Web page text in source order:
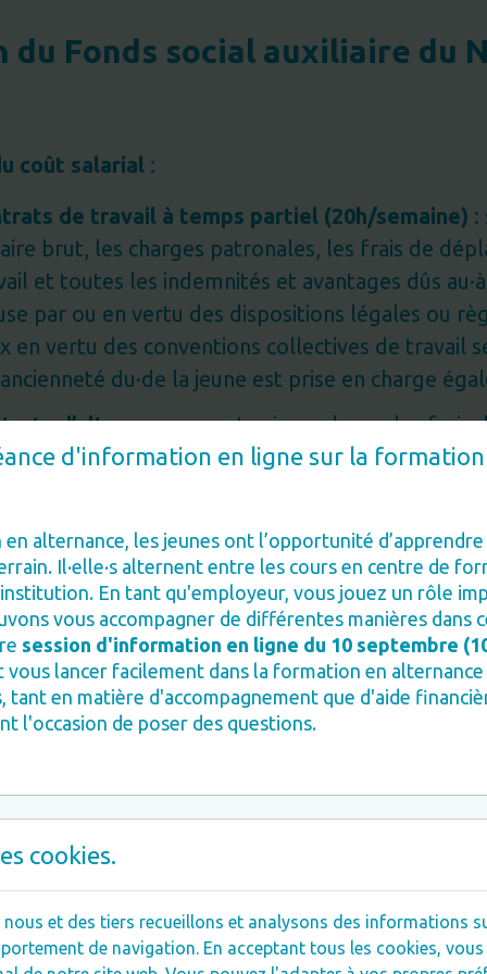
du Fonds social auxiliaire du
coût salarial :
de travail à temps partiel (20h/semaine) :
brut, les charges patronales, les frais de
et toutes les indemnités et avantages dûs
par ou en vertu des dispositions légales ou
en vertu des conventions collectives de travail
du·de la jeune est prise en charge
d’alternance: sont pris en charge les frais
et les indemnités forfaitaires mensuelles
€
€
de stage: sont pris en charge les frais
et l’indemnité de formation légale prévue
pourra être prolongé en priorité l’année
du Fonds (sous réserve de nos moyens
et la convention de stage sont soumis à
d'information en ligne sur la
alternance, les jeunes ont l’opportunité
Il·elle·s alternent entre les cours en centre de
En tant qu'employeur, vous jouez un rôle
vous accompagner de différentes manières dans
session d'information en ligne du 10 septembre
vous lancer facilement dans la formation en
tant en matière d'accompagnement que d'aide
l'occasion de poser des questions.
cookies.
nous et des tiers recueillons et analysons des informations
de navigation. En acceptant tous les cookies,